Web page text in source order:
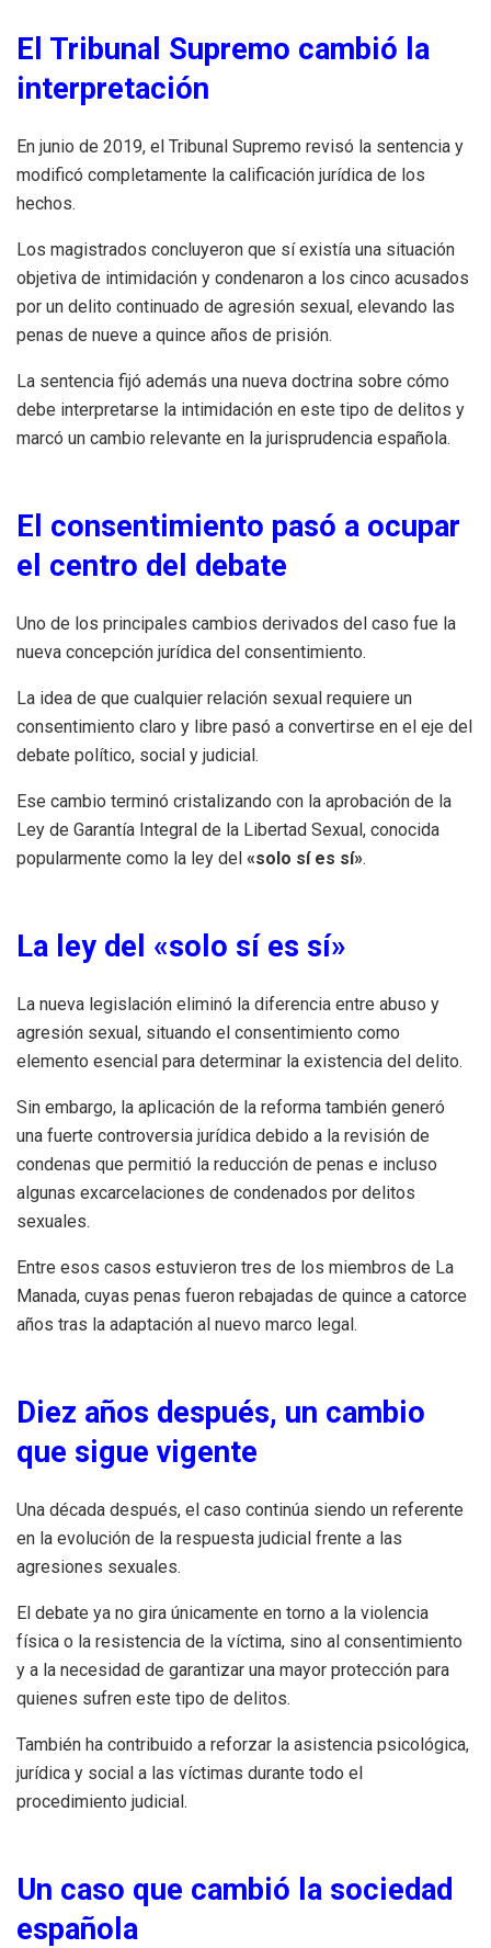
El Tribunal Supremo cambió la
interpretación
En junio de 2019, el Tribunal Supremo revisó la sentencia y
modificó completamente la calificación jurídica de los
hechos.
Los magistrados concluyeron que sí existía una situación
objetiva de intimidación y condenaron a los cinco acusados
por un delito continuado de agresión sexual, elevando las
penas de nueve a quince años de prisión.
La sentencia fijó además una nueva doctrina sobre cómo
debe interpretarse la intimidación en este tipo de delitos y
marcó un cambio relevante en la jurisprudencia española.
El consentimiento pasó a ocupar
el centro del debate
Uno de los principales cambios derivados del caso fue la
nueva concepción jurídica del consentimiento.
La idea de que cualquier relación sexual requiere un
consentimiento claro y libre pasó a convertirse en el eje del
debate político, social y judicial.
Ese cambio terminó cristalizando con la aprobación de la
Ley de Garantía Integral de la Libertad Sexual, conocida
popularmente como la ley del «solo sí es sí».
La ley del «solo sí es sí»
La nueva legislación eliminó la diferencia entre abuso y
agresión sexual, situando el consentimiento como
elemento esencial para determinar la existencia del delito.
Sin embargo, la aplicación de la reforma también generó
una fuerte controversia jurídica debido a la revisión de
condenas que permitió la reducción de penas e incluso
algunas excarcelaciones de condenados por delitos
sexuales.
Entre esos casos estuvieron tres de los miembros de La
Manada, cuyas penas fueron rebajadas de quince a catorce
años tras la adaptación al nuevo marco legal.
Diez años después, un cambio
que sigue vigente
Una década después, el caso continúa siendo un referente
en la evolución de la respuesta judicial frente a las
agresiones sexuales.
El debate ya no gira únicamente en torno a la violencia
física o la resistencia de la víctima, sino al consentimiento
y a la necesidad de garantizar una mayor protección para
quienes sufren este tipo de delitos.
También ha contribuido a reforzar la asistencia psicológica,
jurídica y social a las víctimas durante todo el
procedimiento judicial.
Un caso que cambió la sociedad
española